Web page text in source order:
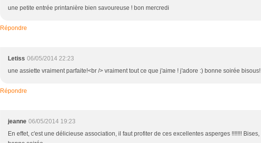
une petite entrée printanière bien savoureuse ! bon mercredi
Répondre
Letiss 06/05/2014 22:23
une assiette vraiment parfaite!<br /> vraiment tout ce que j'aime ! j'adore :) bonne soirée bisous!
Répondre
jeanne 06/05/2014 19:23
En effet, c'est une délicieuse association, il faut profiter de ces excellentes asperges !!!!!!! Bises,